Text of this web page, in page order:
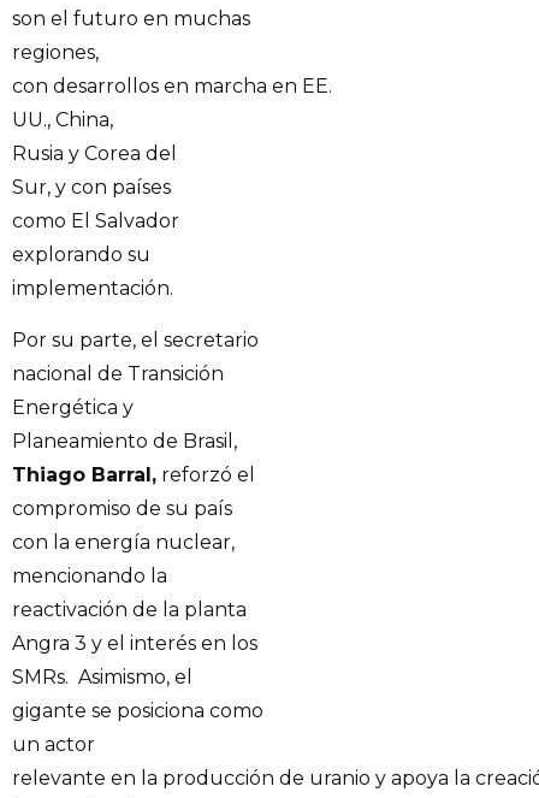
son el futuro en muchas
regiones,
con desarrollos en marcha en EE.
UU., China,
Rusia y Corea del
Sur, y con países
como El Salvador
explorando su
implementación.
Por su parte, el secretario
nacional de Transición
Energética y
Planeamiento de Brasil,
Thiago Barral, reforzó el
compromiso de su país
con la energía nuclear,
mencionando la
reactivación de la planta
Angra 3 y el interés en los
SMRs. Asimismo, el
gigante se posiciona como
un actor
relevante en la producción de uranio y apoya la